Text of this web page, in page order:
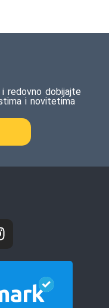
redovno dobijajte
i novitetima